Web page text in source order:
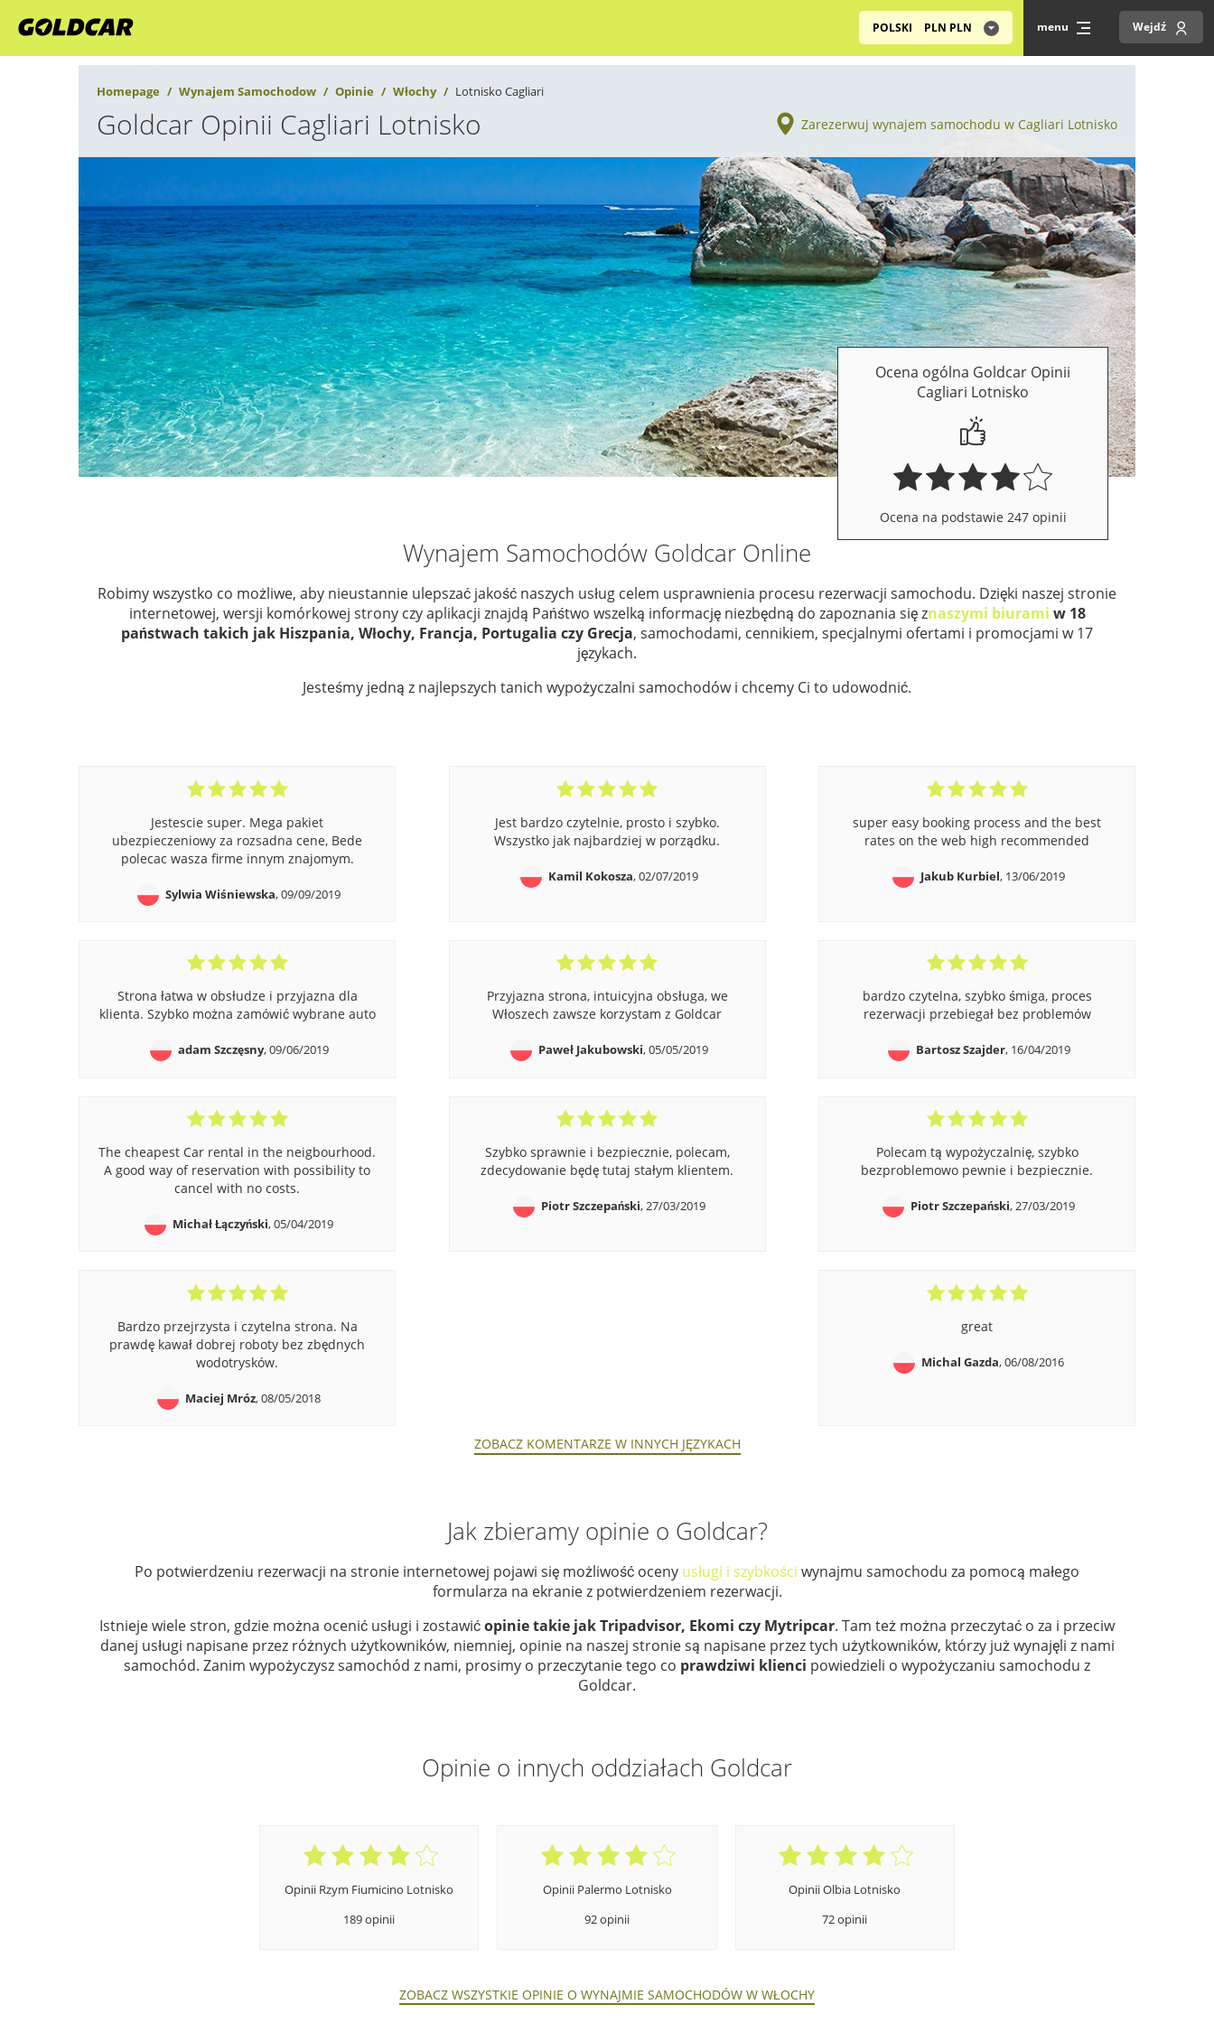
menu Wejdź
POLSKI PLN PLN
Homepage Wynajem Samochodow Opinie Włochy Lotnisko Cagliari
Goldcar Opinii Cagliari Lotnisko Zarezerwuj wynajem samochodu w Cagliari Lotnisko
Ocena ogólna Goldcar Opinii
Cagliari Lotnisko
Ocena na podstawie 247 opinii
Wynajem Samochodów Goldcar Online
Robimy wszystko co możliwe, aby nieustannie ulepszać jakość naszych usług celem usprawnienia procesu rezerwacji samochodu. Dzięki naszej stronie
internetowej, wersji komórkowej strony czy aplikacji znajdą Pańśtwo wszelką informację niezbędną do zapoznania się znaszymi biurami w 18
państwach takich jak Hiszpania, Włochy, Francja, Portugalia czy Grecja, samochodami, cennikiem, specjalnymi ofertami i promocjami w 17
językach.
Jesteśmy jedną z najlepszych tanich wypożyczalni samochodów i chcemy Ci to udowodnić.
Jestescie super. Mega pakiet
ubezpieczeniowy za rozsadna cene, Bede
polecac wasza firme innym znajomym.
Sylwia Wiśniewska, 09/09/2019
Jest bardzo czytelnie, prosto i szybko.
Wszystko jak najbardziej w porządku.
Kamil Kokosza, 02/07/2019
super easy booking process and the best
rates on the web high recommended
Jakub Kurbiel, 13/06/2019
Strona łatwa w obsłudze i przyjazna dla
klienta. Szybko można zamówić wybrane auto
adam Szczęsny, 09/06/2019
Przyjazna strona, intuicyjna obsługa, we
Włoszech zawsze korzystam z Goldcar
Paweł Jakubowski, 05/05/2019
bardzo czytelna, szybko śmiga, proces
rezerwacji przebiegał bez problemów
Bartosz Szajder, 16/04/2019
The cheapest Car rental in the neigbourhood.
A good way of reservation with possibility to
cancel with no costs.
Michał Łączyński, 05/04/2019
Szybko sprawnie i bezpiecznie, polecam,
zdecydowanie będę tutaj stałym klientem.
Piotr Szczepański, 27/03/2019
Polecam tą wypożyczalnię, szybko
bezproblemowo pewnie i bezpiecznie.
Piotr Szczepański, 27/03/2019
Bardzo przejrzysta i czytelna strona. Na
prawdę kawał dobrej roboty bez zbędnych
wodotrysków.
Maciej Mróz, 08/05/2018
great
Michal Gazda, 06/08/2016
ZOBACZ KOMENTARZE W INNYCH JĘZYKACH
Jak zbieramy opinie o Goldcar?
Po potwierdzeniu rezerwacji na stronie internetowej pojawi się możliwość oceny usługi i szybkości wynajmu samochodu za pomocą małego
formularza na ekranie z potwierdzeniem rezerwacji.
Istnieje wiele stron, gdzie można ocenić usługi i zostawićopinie takie jak Tripadvisor, Ekomi czy Mytripcar. Tam też można przeczytać o za i przeciw
danej usługi napisane przez różnych użytkowników, niemniej, opinie na naszej stronie są napisane przez tych użytkowników, którzy już wynajęli z nami
samochód. Zanim wypożyczysz samochód z nami, prosimy o przeczytanie tego co prawdziwi klienci powiedzieli o wypożyczaniu samochodu z
Goldcar.
Opinie o innych oddziałach Goldcar
Opinii Rzym Fiumicino Lotnisko
189 opinii
Opinii Palermo Lotnisko
92 opinii
Opinii Olbia Lotnisko
72 opinii
ZOBACZ WSZYSTKIE OPINIE O WYNAJMIE SAMOCHODÓW W WŁOCHY